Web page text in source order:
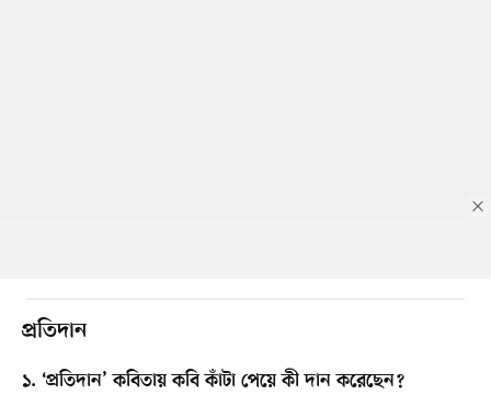
প্রতিদান
১. ‘প্রতিদান’ কবিতায় কবি কাঁটা পেয়ে কী দান করেছেন?